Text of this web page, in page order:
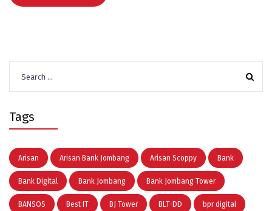
for:
Tags
Arisan Arisan Bank Jombang Arisan Scoppy Bank
Bank Digital Bank Jombang Bank Jombang Tower
BANSOS Best IT BJ Tower BLT-DD bpr digital